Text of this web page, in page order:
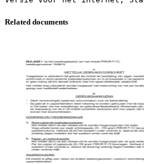
Related documents